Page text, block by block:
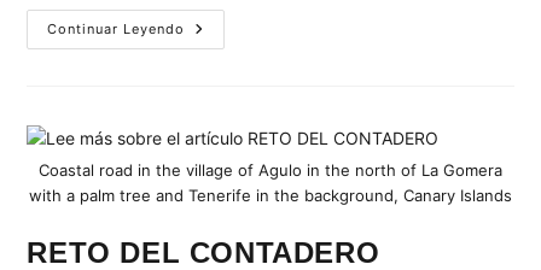
Continuar Leyendo
Coastal road in the village of Agulo in the north of La Gomera
with a palm tree and Tenerife in the background, Canary Islands
RETO DEL CONTADERO